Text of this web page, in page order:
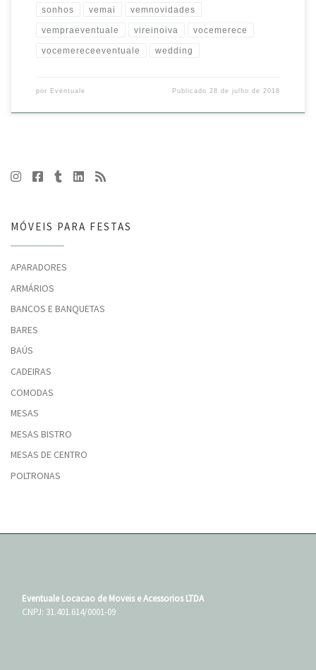
sonhos vemai vemnovidades
vempraeventuale vireinoiva vocemerece
vocemereceeventuale wedding
por Eventuale Publicado28 de julho de 2018
MÓVEIS PARA FESTAS
APARADORES
ARMÁRIOS
BANCOS E BANQUETAS
BARES
BAÚS
CADEIRAS
COMODAS
MESAS
MESAS BISTRO
MESAS DE CENTRO
POLTRONAS
Eventuale Locacao de Moveis e Acessorios LTDA
CNPJ: 31.401.614/0001-09